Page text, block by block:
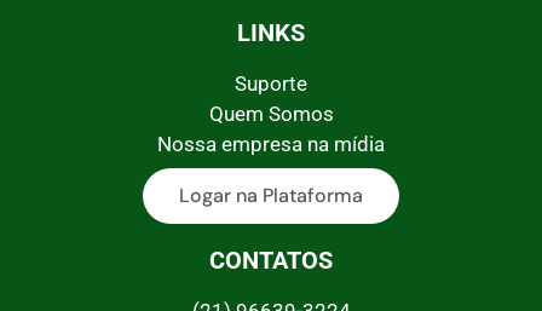
LINKS
Suporte
Quem Somos
Nossa empresa na mídia
Logar na Plataforma
CONTATOS